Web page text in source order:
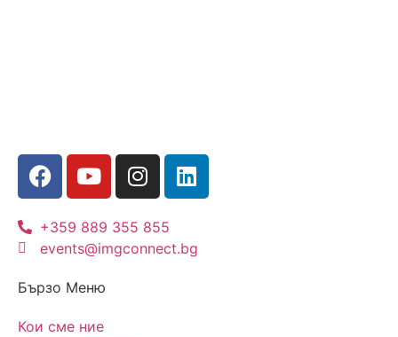
+359 889 355 855
events@imgconnect.bg
Бързо Меню
Кои сме ние